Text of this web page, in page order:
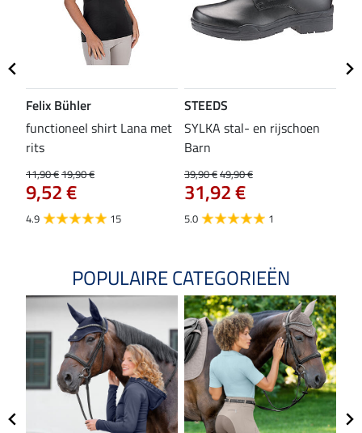
Felix Bühler
functioneel shirt Lana met
rits
11,90 €19,90 €
9,52 €
4.9 15
STEEDS
SYLKA stal- en rijschoen
Barn
39,90 €49,90 €
31,92 €
5.0 1
POPULAIRE CATEGORIEËN